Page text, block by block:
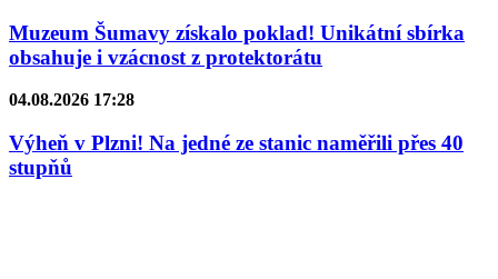
Muzeum Šumavy získalo poklad! Unikátní sbírka
obsahuje i vzácnost z protektorátu
04.08.2026 17:28
Výheň v Plzni! Na jedné ze stanic naměřili přes 40
stupňů